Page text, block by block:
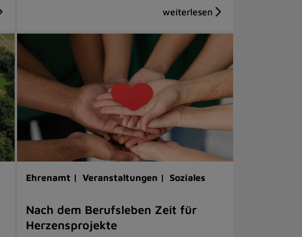
Ehrenamt | Veranstaltungen | Soziales
Nach dem Berufsleben Zeit für
Herzensprojekte